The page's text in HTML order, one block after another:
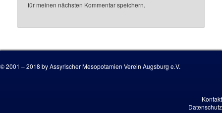
für meinen nächsten Kommentar speichern.
© 2001 – 2018 by Assyrischer Mesopotamien Verein Augsburg e.V.
Kontakt
Datenschutz